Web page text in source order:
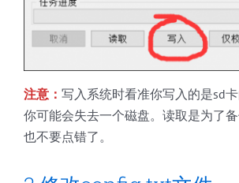
注意： 写入系统时看准你写入的是sd
你可能会失去一个磁盘。读取是为了备
也不要点错了。